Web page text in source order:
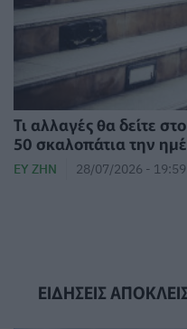
Τι αλλαγές θα δείτε
50 σκαλοπάτια την
ΕΥ ΖΗΝ 28/07/2026 - 19:59
ΕΙΔΗΣΕΙΣ